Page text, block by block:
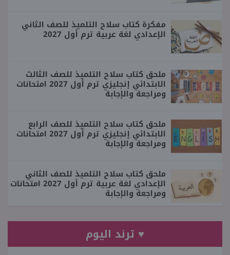
مفكرة كتاب سلاح التلميذ للصف الثاني
الإعدادي لغة عربية ترم أول 2027
ملحق كتاب سلاح التلميذ للصف الثالث
الابتدائي إنجليزي ترم أول 2027 امتحانات
ومراجعة والإجابة
ملحق كتاب سلاح التلميذ للصف الرابع
الابتدائي إنجليزي ترم أول 2027 امتحانات
ومراجعة والإجابة
ملحق كتاب سلاح التلميذ للصف الثاني
الإعدادي لغة عربية ترم أول 2027 امتحانات
ومراجعة والإجابة
♥ ترند اليوم